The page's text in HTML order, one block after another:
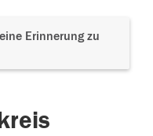
Erinnerung zu